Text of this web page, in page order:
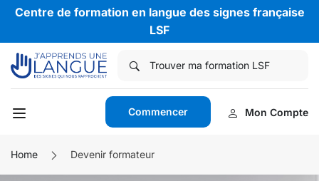
Centre de formation en langue des signes française
LSF
Commencer Mon Compte
Home Devenir formateur